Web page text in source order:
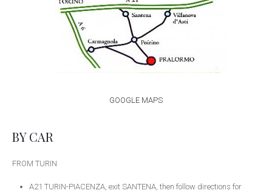
GOOGLE MAPS
BY CAR
FROM TURIN
A21 TURIN-PIACENZA, exit SANTENA, then follow directions for